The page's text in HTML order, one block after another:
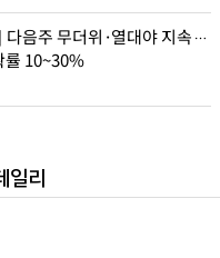
다음주 무더위·열대야 지속…
률 10~30%
일리